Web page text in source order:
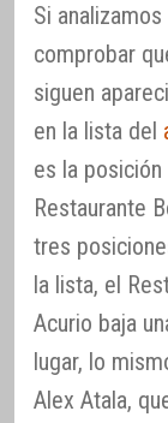
Si
comprobar
siguen
en la lista del
es la posición
Restaurante
tres
la lista, el
Acurio baja
lugar, lo
Alex Atala,